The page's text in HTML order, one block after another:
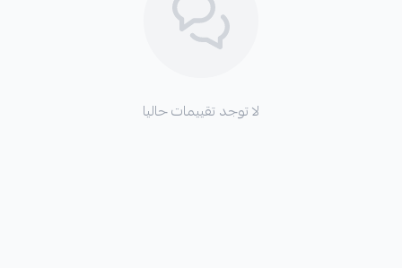
لا توجد تقييمات حاليا